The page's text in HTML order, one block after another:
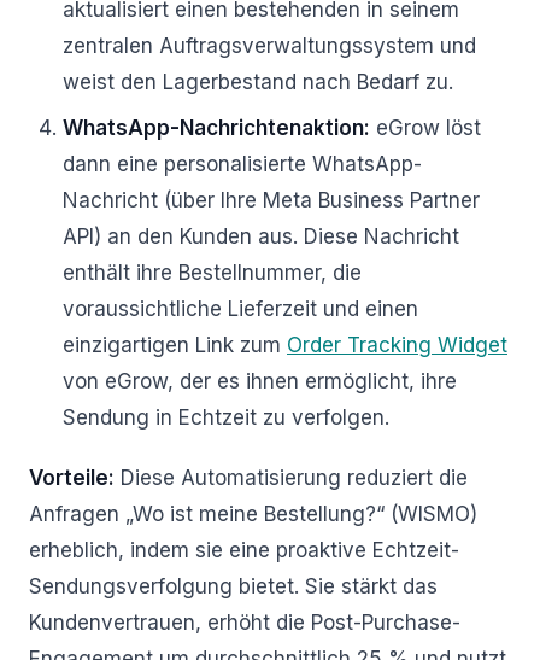
aktualisiert einen bestehenden in seinem
zentralen Auftragsverwaltungssystem und
weist den Lagerbestand nach Bedarf zu.
WhatsApp-Nachrichtenaktion: eGrow löst
dann eine personalisierte WhatsApp-
Nachricht (über Ihre Meta Business Partner
API) an den Kunden aus. Diese Nachricht
enthält ihre Bestellnummer, die
voraussichtliche Lieferzeit und einen
einzigartigen Link zum Order Tracking Widget
von eGrow, der es ihnen ermöglicht, ihre
Sendung in Echtzeit zu verfolgen.
Vorteile: Diese Automatisierung reduziert die
Anfragen „Wo ist meine Bestellung?“ (WISMO)
erheblich, indem sie eine proaktive Echtzeit-
Sendungsverfolgung bietet. Sie stärkt das
Kundenvertrauen, erhöht die Post-Purchase-